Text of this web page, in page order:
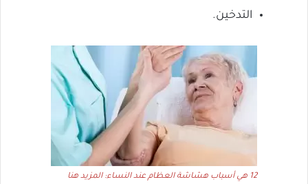
التدخين.
12 هي أسباب هشاشة العظام عند النساء: المزيد هنا